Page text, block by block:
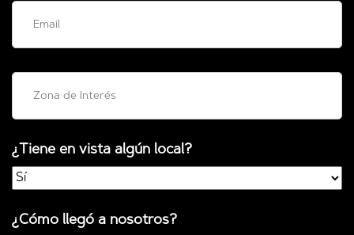
¿Tiene en vista algún local?
¿Cómo llegó a nosotros?